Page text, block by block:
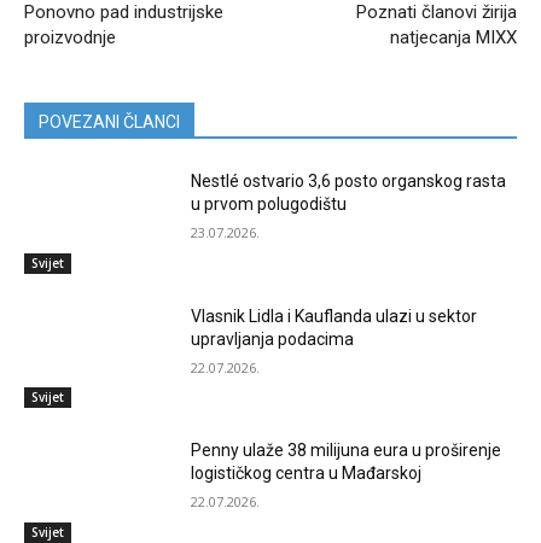
Ponovno pad industrijske
proizvodnje
Poznati članovi žirija
natjecanja MIXX
POVEZANI ČLANCI
Svijet
Nestlé ostvario 3,6 posto organskog rasta
u prvom polugodištu
23.07.2026.
Svijet
Vlasnik Lidla i Kauflanda ulazi u sektor
upravljanja podacima
22.07.2026.
Svijet
Penny ulaže 38 milijuna eura u proširenje
logističkog centra u Mađarskoj
22.07.2026.